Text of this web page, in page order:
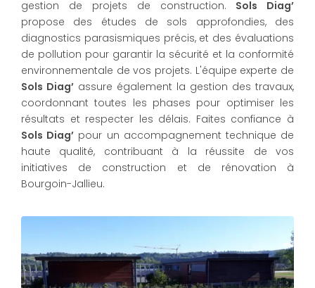
gestion de projets de construction. Sols Diag’
propose des études de sols approfondies, des
diagnostics parasismiques précis, et des évaluations
de pollution pour garantir la sécurité et la conformité
environnementale de vos projets. L'équipe experte de
Sols Diag’ assure également la gestion des travaux,
coordonnant toutes les phases pour optimiser les
résultats et respecter les délais. Faites confiance à
Sols Diag’ pour un accompagnement technique de
haute qualité, contribuant à la réussite de vos
initiatives de construction et de rénovation à
Bourgoin-Jallieu.